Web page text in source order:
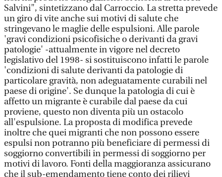
Salvini", sintetizzano dal Carroccio. La stretta prevede
un giro di vite anche sui motivi di salute che
stringevano le maglie delle espulsioni. Alle parole
'gravi condizioni psicofisiche o derivanti da gravi
patologie' -attualmente in vigore nel decreto
legislativo del 1998- si sostituiscono infatti le parole
'condizioni di salute derivanti da patologie di
particolare gravità, non adeguatamente curabili nel
paese di origine'. Se dunque la patologia di cui è
affetto un migrante è curabile dal paese da cui
proviene, questo non diventa più un ostacolo
all'espulsione. La proposta di modifica prevede
inoltre che quei migranti che non possono essere
espulsi non potranno più beneficiare di permessi di
soggiorno convertibili in permessi di soggiorno per
motivi di lavoro. Fonti della maggioranza assicurano
che il sub-emendamento tiene conto dei rilievi